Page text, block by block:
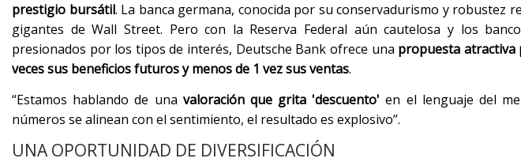
prestigio bursátil. La banca germana, conocida por su conservadurismo y robustez
gigantes de Wall Street. Pero con la Reserva Federal aún cautelosa y los
presionados por los tipos de interés, Deutsche Bank ofrece una propuesta
veces sus beneficios futuros y menos de 1 vez sus ventas.
“Estamos hablando de una valoración que grita 'descuento' en el lenguaje del
números se alinean con el sentimiento, el resultado es explosivo”.
UNA OPORTUNIDAD DE DIVERSIFICACIÓN